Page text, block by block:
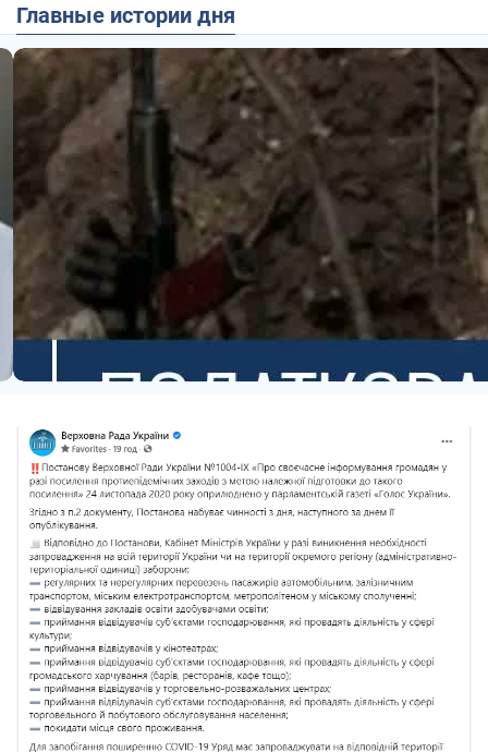
Главные истории дня